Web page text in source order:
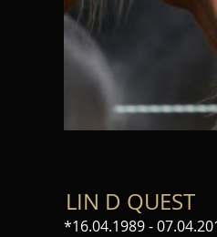
LIN D QUEST
*16.04.1989 -